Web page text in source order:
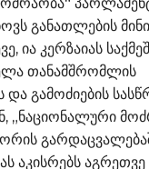
განათლების
ია კერზაიას
თანამშრომლის
და გამოძიების
„ნაციონალური
აკისრებს აგრეთვე